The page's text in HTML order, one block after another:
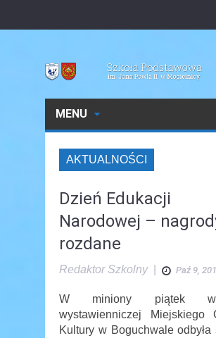
MENU
AKTUALNOŚCI
Dzień Edukacji
Narodowej –
rozdane
Redaktor Szkolny| Paź 9,
W miniony piątek
wystawienniczej Miejskiego
Kultury w Boguchwale odbyła